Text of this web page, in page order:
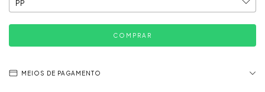
MEIOS DE PAGAMENTO